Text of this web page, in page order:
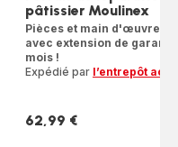
pâtissier Moulinex
Pièces et main d'œuvre
avec extension de
mois !
Expédié par l’entrepôt
Prix
62,99 €